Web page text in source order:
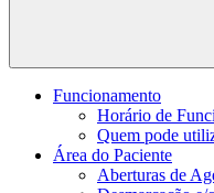
Funcionamento
Horário de
Quem pode
Área do Paciente
Aberturas de